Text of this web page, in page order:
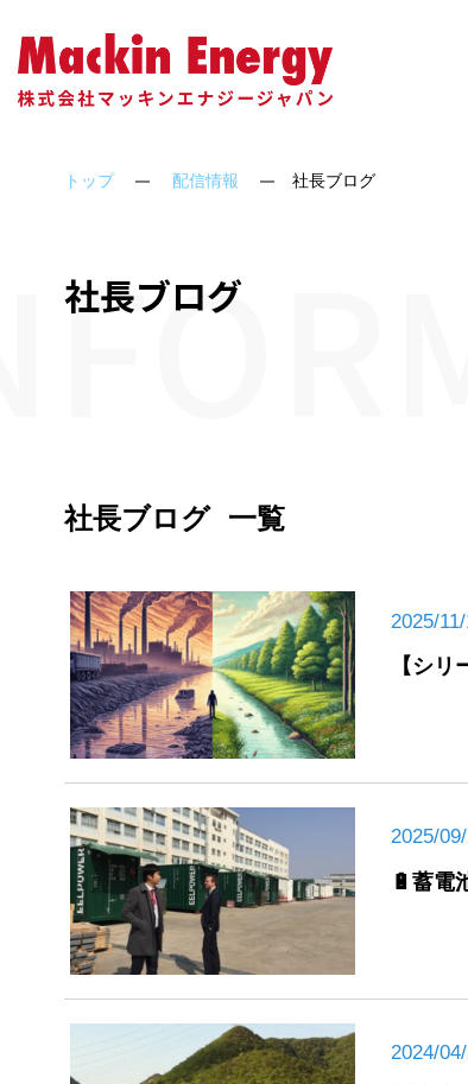
ソーラーシェアリ
会社概要
トップ 配信情報 社長ブログ
社長ブログ
社長ブログ 一覧
2025/
【シ
2025/
🔋蓄電
2024/